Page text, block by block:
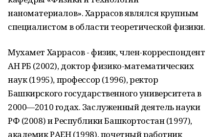
наноматериалов». Харрасов являлся крупным
специалистом в области теоретической физики.
Мухамет Харрасов - физик, член-корреспондент
АН РБ (2002), доктор физико-математических
наук (1995), профессор (1996), ректор
Башкирского государственного университета в
2000—2010 годах. Заслуженный деятель науки
РФ (2008) и Республики Башкортостан (1997),
академик РАЕН (1998), почетный работник